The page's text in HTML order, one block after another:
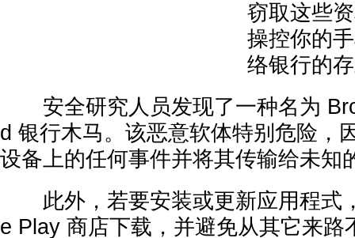
窃取这些
操控你的
络银行的
安全研究人员发现了一种名为
d 银行木马。该恶意软体特别危险，
设备上的任何事件并将其传输给未知
此外，若要安装或更新应用程式
e Play 商店下载，并避免从其它来路